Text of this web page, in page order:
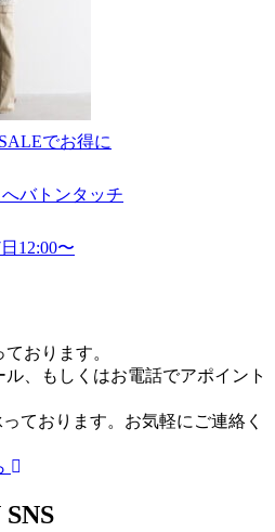
でお得に
バトンタッチ
12:00〜
おります。
、もしくはお電話でアポイント
おります。お気軽にご連絡く